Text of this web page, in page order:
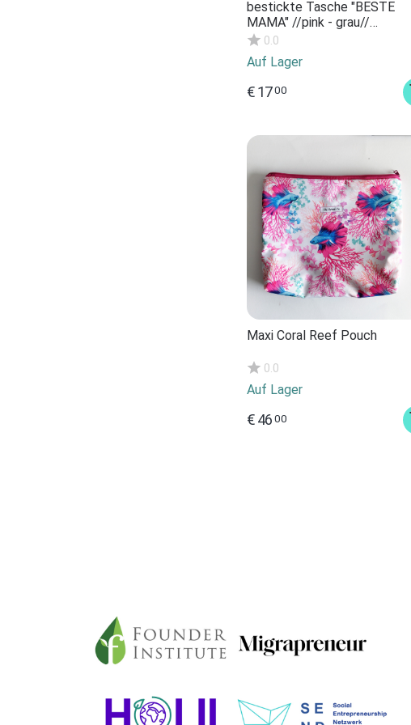
bestickte Tasche "BESTE
MAMA" //pink - grau//
Kosmetiktasche Kulturtasche
Schminktasche Makeup-Bag
Statement Kompliment
Geschenk
0.0
Auf Lager
€1700
Maxi Coral Reef Pouch
0.0
Auf Lager
€4600